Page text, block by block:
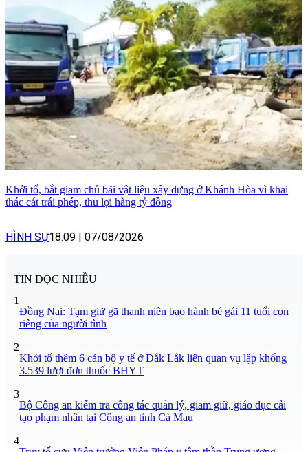
Khởi tố, bắt giam chủ bãi vật liệu xây dựng ở Khánh Hòa vì khai
thác cát trái phép, thu lợi hàng tỷ đồng
HÌNH SỰ18:09 07/08/2026
TIN ĐỌC NHIỀU
1
Đồng Nai: Tạm giữ gã thanh niên bạo hành bé gái 11 tuổi con
riêng của người tình
2
Khởi tố thêm 6 cán bộ y tế ở Đắk Lắk liên quan vụ lập khống
3.539 lượt đơn thuốc BHYT
3
Bộ Công an kiểm tra công tác quản lý, giam giữ, giáo dục cải
tạo phạm nhân tại Công an tỉnh Cà Mau
4